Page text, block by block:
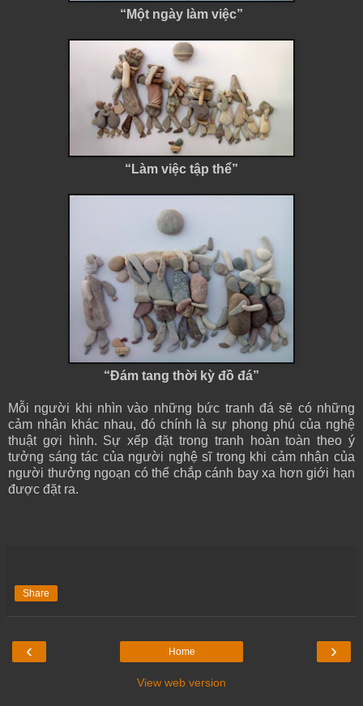
“Một ngày làm việc”
“Làm việc tập thể”
“Đám tang thời kỳ đồ đá”
Mỗi người khi nhìn vào những bức tranh đá sẽ có những
cảm nhận khác nhau, đó chính là sự phong phú của nghệ
thuật gợi hình. Sự xếp đặt trong tranh hoàn toàn theo ý
tưởng sáng tác của người nghệ sĩ trong khi cảm nhận của
người thưởng ngoạn có thể chắp cánh bay xa hơn giới hạn
được đặt ra.
Share
‹ ›
Home
View web version